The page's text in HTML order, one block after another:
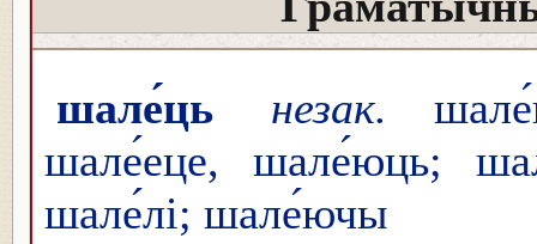
шале́ць незак.
шале́еце, шале́юць;
шале́лі; шале́ючы